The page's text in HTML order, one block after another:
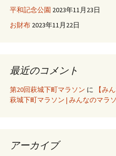
平和記念公園 2023年11月23日
お財布 2023年11月22日
最近のコメント
第20回萩城下町マラソン に
【み
萩城下町マラソン | みんなのマラソ
アーカイブ